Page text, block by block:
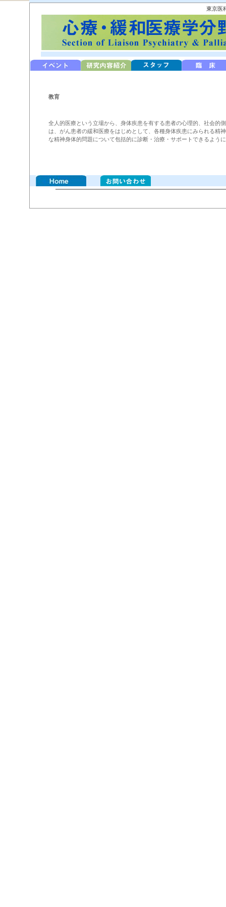
東京医
教育
全人的医療という立場から、身体疾患を有する患者の心理的、社会的
は、がん患者の緩和医療をはじめとして、各種身体疾患にみられる精
な精神身体的問題について包括的に診断・治療・サポートできるよう